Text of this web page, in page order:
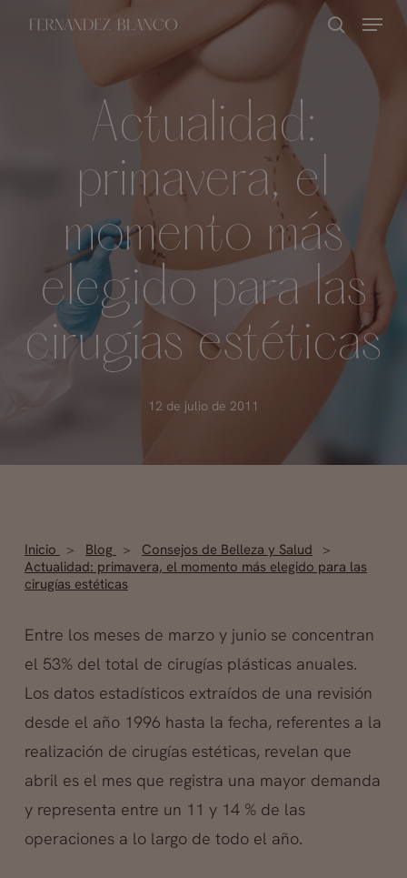
buscar
Menu
Actualidad:
primavera, el
momento más
elegido para las
cirugías estéticas
12 de julio de 2011
Inicio Blog
Consejos de Belleza y Salud
Actualidad: primavera, el momento más elegido para las
cirugías estéticas
Entre los meses de marzo y junio se concentran
el 53% del total de cirugías plásticas anuales.
Los datos estadísticos extraídos de una revisión
desde el año 1996 hasta la fecha, referentes a la
realización de cirugías estéticas, revelan que
abril es el mes que registra una mayor demanda
y representa entre un 11 y 14 % de las
operaciones a lo largo de todo el año.
Close
Menu